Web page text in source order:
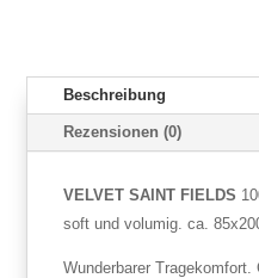
Beschreibung
Rezensionen (0)
VELVET SAINT FIELDS
soft und volumig. ca.
Wunderbarer Tragekomfort.